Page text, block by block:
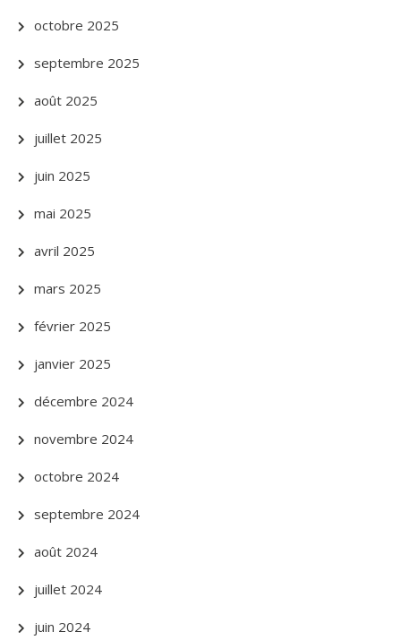
octobre 2025
septembre 2025
août 2025
juillet 2025
juin 2025
mai 2025
avril 2025
mars 2025
février 2025
janvier 2025
décembre 2024
novembre 2024
octobre 2024
septembre 2024
août 2024
juillet 2024
juin 2024